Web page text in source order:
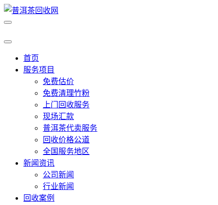
首页
服务项目
免费估价
免费清理竹粉
上门回收服务
现场汇款
普洱茶代卖服务
回收价格公道
全国服务地区
新闻资讯
公司新闻
行业新闻
回收案例